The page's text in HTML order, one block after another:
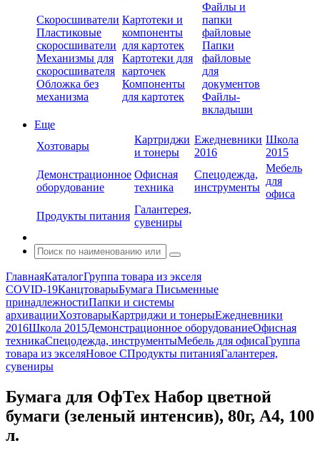
Скоросшиватели
Пластиковые
скоросшиватели
Механизмы для
скоросшивателя
Обложка без
механизма
Картотеки и
компоненты
для картотек
Картотеки для
карточек
Компоненты
для картотек
Файлы и
папки
файловые
Папки
файловые
для
документов
Файлы-
вкладыши
Еще
Хозтовары
Картриджи
и тонеры
Ежедневники
2016
Школа
2015
Демонстрационное
оборудование
Офисная
техника
Спецодежда,
инструменты
Мебель
для
офиса
Продукты питания
Галантерея,
сувениры
ГлавнаяКаталогГруппа товара из экселя
COVID-19КанцтоварыБумага Письменные
принадлежностиПапки и системы
архивацииХозтоварыКартриджи и тонерыЕжедневники
2016Школа 2015Демонстрационное оборудованиеОфисная
техникаСпецодежда, инструментыМебель для офисаГруппа
товара из экселяНовое СПродукты питанияГалантерея,
сувениры
Бумага для ОфТех Набор цветной
бумаги (зеленый интенсив), 80г, А4, 100
л.